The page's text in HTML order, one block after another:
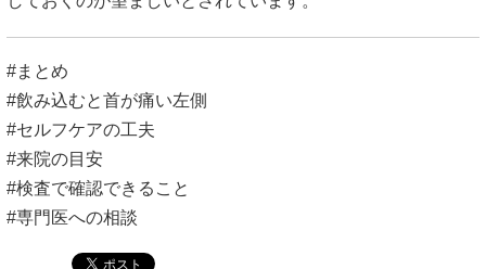
#まとめ
#飲み込むと首が痛い左側
#セルフケアの工夫
#来院の目安
#検査で確認できること
#専門医への相談